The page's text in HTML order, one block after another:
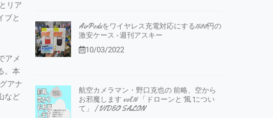
リア
ブと
アメ
。本
アナ
など
AirPodsをワイヤレス充電対応にする1500円の
激安ケース - 週刊アスキー
10/03/2022
航空カメラマン・野口克也の 前略、空から
お邪魔します vol.16 「ドローンと”風”につい
て」 | VIDEO SALON